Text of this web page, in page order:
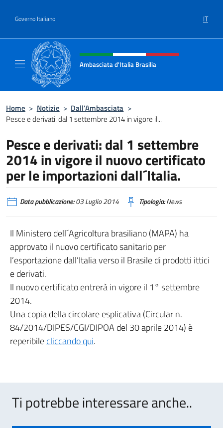
Governo Italiano IT
Intestazione sito, social e menù
Ambasciata d'Italia Brasilia
Home > Notizie > Dall’Ambasciata >
Pesce e derivati: dal 1 settembre 2014 in vigore il...
Pesce e derivati: dal 1 settembre
2014 in vigore il nuovo certificato
per le importazioni dall´Italia.
Data pubblicazione:03 Luglio 2014 Tipologia:News
Il Ministero dell´Agricoltura brasiliano (MAPA) ha
approvato il nuovo certificato sanitario per
l’esportazione dall’Italia verso il Brasile di prodotti ittici
e derivati.
Il nuovo certificato entrerà in vigore il 1° settembre
2014.
Una copia della circolare esplicativa (Circular n.
84/2014/DIPES/CGI/DIPOA del 30 aprile 2014) è
reperibilecliccando qui.
Ti potrebbe interessare anche..